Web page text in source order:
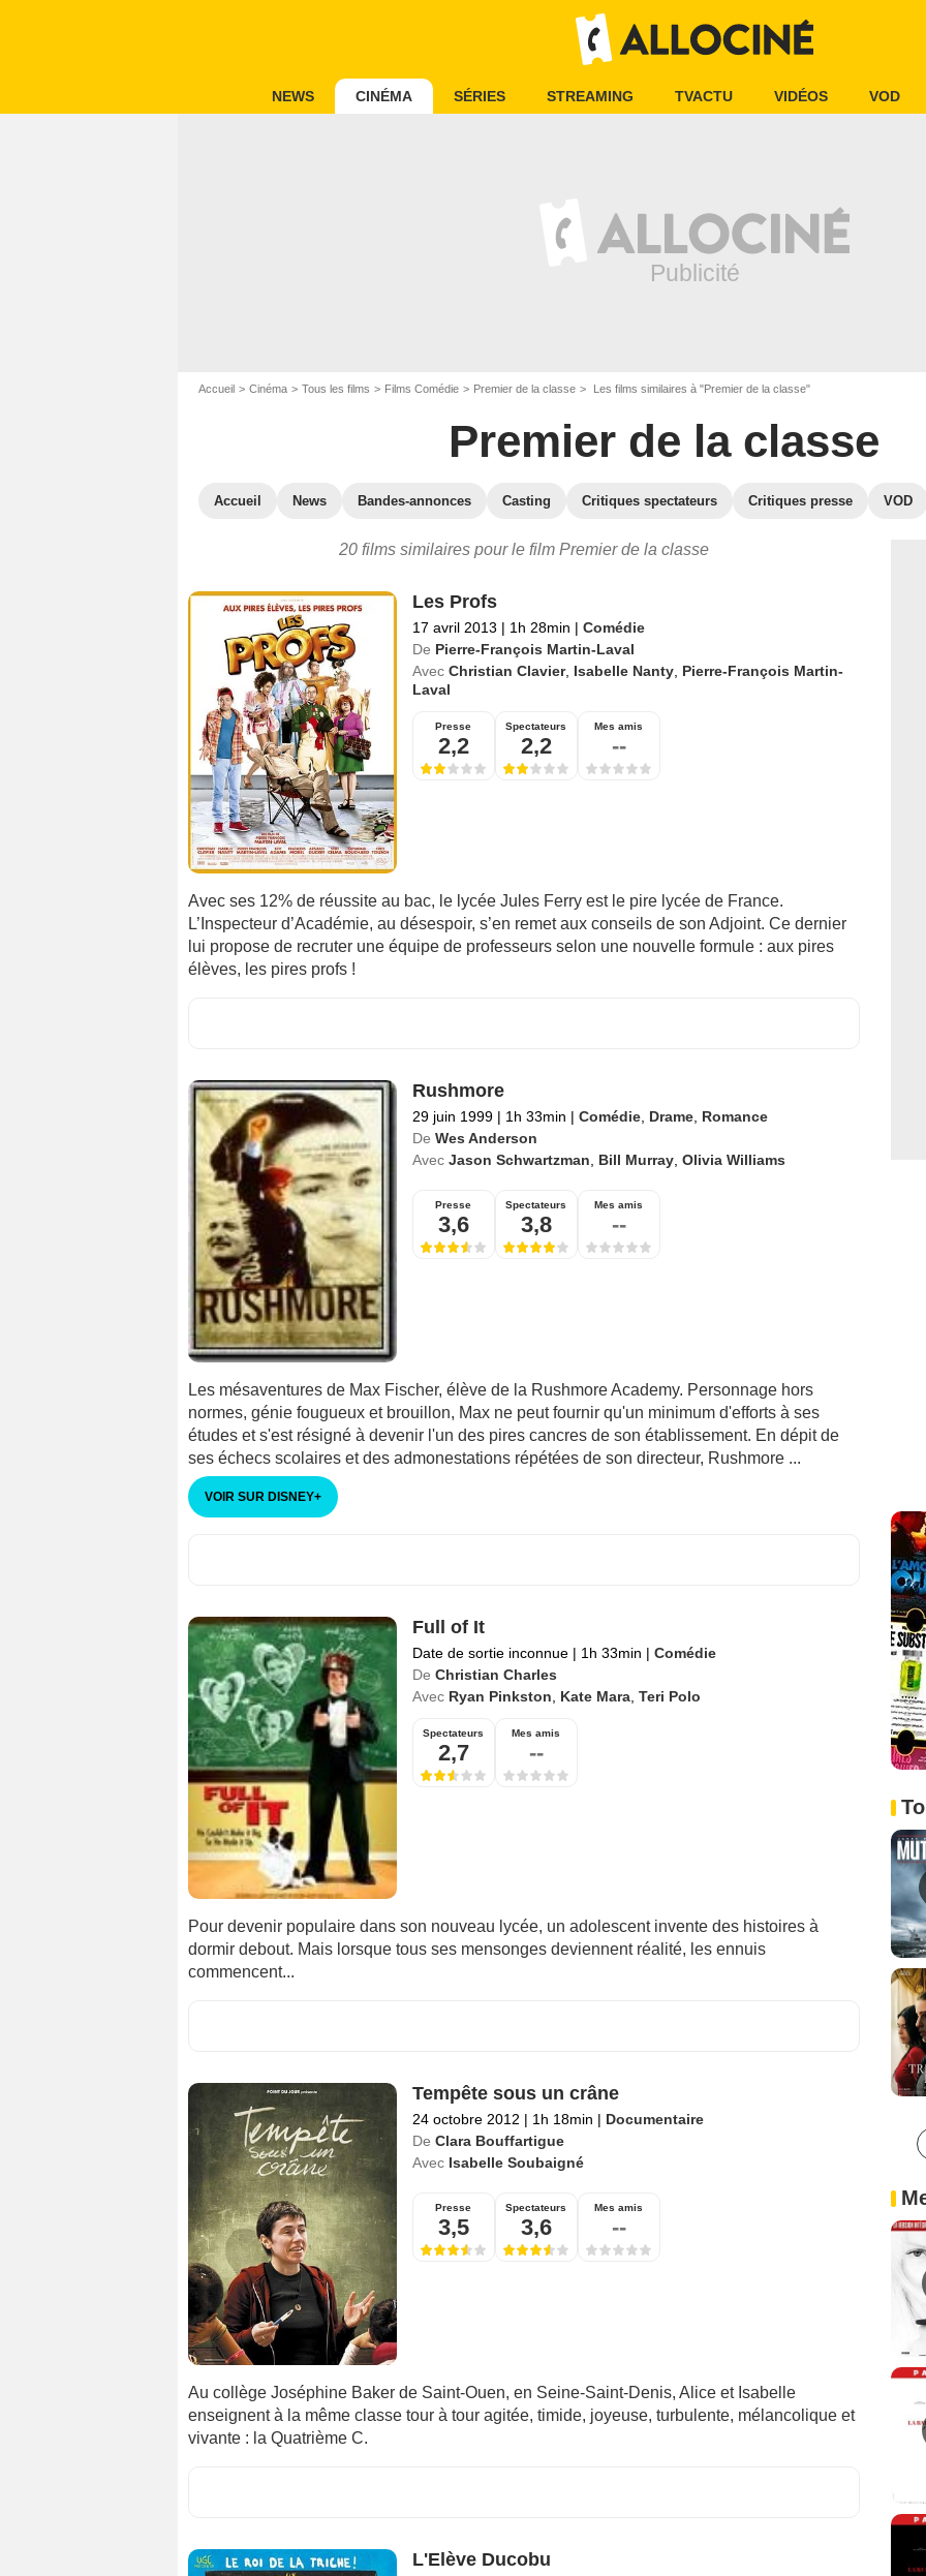
NEWS CINÉMA SÉRIES STREAMING TVACTU VIDÉOS VOD
Accueil Cinéma Tous les films Films Comédie Premier de la classe Les films similaires à "Premier de la classe"
Premier de la classe
Accueil News Bandes-annonces Casting Critiques spectateurs Critiques presse VOD
20 films similaires pour le film Premier de la classe
Les Profs
17 avril 2013 | 1h 28min | Comédie
De Pierre-François Martin-Laval
Avec Christian Clavier, Isabelle Nanty, Pierre-François Martin-
Laval
Presse
2,2
Spectateurs
2,2
Mes amis
--
Avec ses 12% de réussite au bac, le lycée Jules Ferry est le pire lycée de France.
L’Inspecteur d’Académie, au désespoir, s’en remet aux conseils de son Adjoint. Ce dernier
lui propose de recruter une équipe de professeurs selon une nouvelle formule : aux pires
élèves, les pires profs !
Rushmore
29 juin 1999 | 1h 33min | Comédie, Drame, Romance
De Wes Anderson
Avec Jason Schwartzman Bill Murray, Olivia Williams
Presse
3,6
Spectateurs
3,8
Mes amis
--
Les mésaventures de Max Fischer, élève de la Rushmore Academy. Personnage hors
normes, génie fougueux et brouillon, Max ne peut fournir qu'un minimum d'efforts à ses
études et s'est résigné à devenir l'un des pires cancres de son établissement. En dépit de
ses échecs scolaires et des admonestations répétées de son directeur, Rushmore ...
VOIR SUR DISNEY+
Full of It
Date de sortie inconnue | 1h 33min | Comédie
De Christian Charles
Avec Ryan Pinkston Kate Mara, Teri Polo
Spectateurs
2,7
Mes amis
--
Pour devenir populaire dans son nouveau lycée, un adolescent invente des histoires à
dormir debout. Mais lorsque tous ses mensonges deviennent réalité, les ennuis
commencent...
Tempête sous un crâne
24 octobre 2012 | 1h 18min | Documentaire
De Clara Bouffartigue
Avec Isabelle Soubaigné
Presse
3,5
Spectateurs
3,6
Mes amis
--
Au collège Joséphine Baker de Saint-Ouen, en Seine-Saint-Denis, Alice et Isabelle
enseignent à la même classe tour à tour agitée, timide, joyeuse, turbulente, mélancolique et
vivante : la Quatrième C.
L'Elève Ducobu